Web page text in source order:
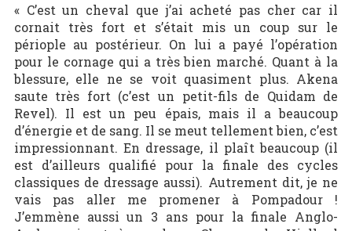
« C’est un cheval que j’ai acheté pas cher car il
cornait très fort et s’était mis un coup sur le
périople au postérieur. On lui a payé l’opération
pour le cornage qui a très bien marché. Quant à la
blessure, elle ne se voit quasiment plus. Akena
saute très fort (c’est un petit-fils de Quidam de
Revel). Il est un peu épais, mais il a beaucoup
d’énergie et de sang. Il se meut tellement bien, c’est
impressionnant. En dressage, il plaît beaucoup (il
est d’ailleurs qualifié pour la finale des cycles
classiques de dressage aussi). Autrement dit, je ne
vais pas aller me promener à Pompadour !
J’emmène aussi un 3 ans pour la finale Anglo-